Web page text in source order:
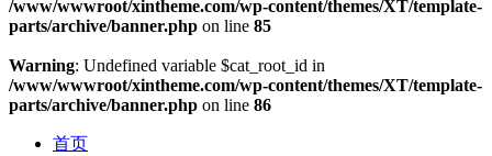
/www/wwwroot/xintheme.com/wp-content/themes/XT/template-
parts/archive/banner.php on line 85
Warning: Undefined variable $cat_root_id in
/www/wwwroot/xintheme.com/wp-content/themes/XT/template-
parts/archive/banner.php on line 86
首页